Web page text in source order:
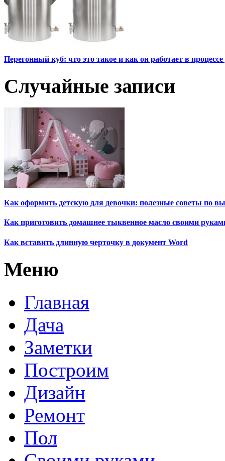
Перегонный куб: что это такое и как он работает в
Случайные записи
Как оформить детскую для девочки: полезные советы по
Как приготовить домашнее тыквенное масло своими
Как вставить длинную черточку в документ Word
Меню
Главная
Дача
Заметки
Построим
Дизайн
Ремонт
Пол